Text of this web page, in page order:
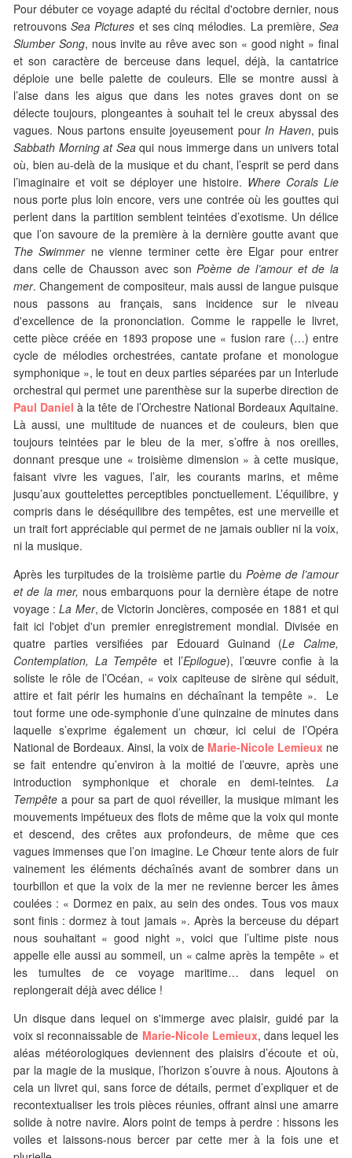
Pour débuter ce voyage adapté du récital d'octobre dernier, nous
retrouvonsSea Pictures et ses cinq mélodies. La première,Sea
Slumber Song, nous invite au rêve avec son « good night » final
et son caractère de berceuse dans lequel, déjà, la cantatrice
déploie une belle palette de couleurs. Elle se montre aussi à
l’aise dans les aigus que dans les notes graves dont on se
délecte toujours, plongeantes à souhait tel le creux abyssal des
vagues. Nous partons ensuite joyeusement pour In Haven, puis
Sabbath Morning at Seaqui nous immerge dans un univers total
où, bien au-delà de la musique et du chant, l’esprit se perd dans
l’imaginaire et voit se déployer une histoire. Where Corals Lie
nous porte plus loin encore, vers une contrée où les gouttes qui
perlent dans la partition semblent teintées d’exotisme. Un délice
que l’on savoure de la première à la dernière goutte avant que
The Swimmerne vienne terminer cette ère Elgar pour entrer
dans celle de Chausson avec sonPoème de l’amour et de la
mer. Changement de compositeur, mais aussi de langue puisque
nous passons au français, sans incidence sur le niveau
d'excellence de la prononciation. Comme le rappelle le livret,
cette pièce créée en 1893 propose une « fusion rare (…) entre
cycle de mélodies orchestrées, cantate profane et monologue
symphonique », le tout en deux parties séparées par un Interlude
orchestral qui permet une parenthèse sur la superbe direction de
Paul Daniel à la tête de l’Orchestre National Bordeaux Aquitaine.
Là aussi, une multitude de nuances et de couleurs, bien que
toujours teintées par le bleu de la mer, s’offre à nos oreilles,
donnant presque une « troisième dimension » à cette musique,
faisant vivre les vagues, l’air, les courants marins, et même
jusqu’aux gouttelettes perceptibles ponctuellement. L’équilibre, y
compris dans le déséquilibre des tempêtes, est une merveille et
un trait fort appréciable qui permet de ne jamais oublier ni la voix,
ni la musique.
Après les turpitudes de la troisième partie du Poème de l’amour
et de la mer, nous embarquons pour la dernière étape de notre
voyage :La Mer, de Victorin Joncières, composée en 1881 et qui
fait ici l'objet d'un premier enregistrement mondial. Divisée en
quatre parties versifiées par Edouard Guinand (Le Calme,
Contemplation, La Tempête et l’Epilogue), l’œuvre confie à la
soliste le rôle de l’Océan, « voix capiteuse de sirène qui séduit,
attire et fait périr les humains en déchaînant la tempête ». Le
tout forme une ode-symphonie d’une quinzaine de minutes dans
laquelle s’exprime également un chœur, ici celui de l’Opéra
National de Bordeaux. Ainsi, la voix de Marie-Nicole Lemieux ne
se fait entendre qu’environ à la moitié de l’œuvre, après une
introduction symphonique et chorale en demi-teintes. La
Tempête a pour sa part de quoi réveiller, la musique mimant les
mouvements impétueux des flots de même que la voix qui monte
et descend, des crêtes aux profondeurs, de même que ces
vagues immenses que l’on imagine. Le Chœur tente alors de fuir
vainement les éléments déchaînés avant de sombrer dans un
tourbillon et que la voix de la mer ne revienne bercer les âmes
coulées : « Dormez en paix, au sein des ondes. Tous vos maux
sont finis : dormez à tout jamais ». Après la berceuse du départ
nous souhaitant « good night », voici que l’ultime piste nous
appelle elle aussi au sommeil, un « calme après la tempête » et
les tumultes de ce voyage maritime… dans lequel on
replongerait déjà avec délice !
Un disque dans lequel on s'immerge avec plaisir, guidé par la
voix si reconnaissable de Marie-Nicole Lemieux, dans lequel les
aléas météorologiques deviennent des plaisirs d’écoute et où,
par la magie de la musique, l’horizon s’ouvre à nous. Ajoutons à
cela un livret qui, sans force de détails, permet d’expliquer et de
recontextualiser les trois pièces réunies, offrant ainsi une amarre
solide à notre navire. Alors point de temps à perdre : hissons les
voiles et laissons-nous bercer par cette mer à la fois une et